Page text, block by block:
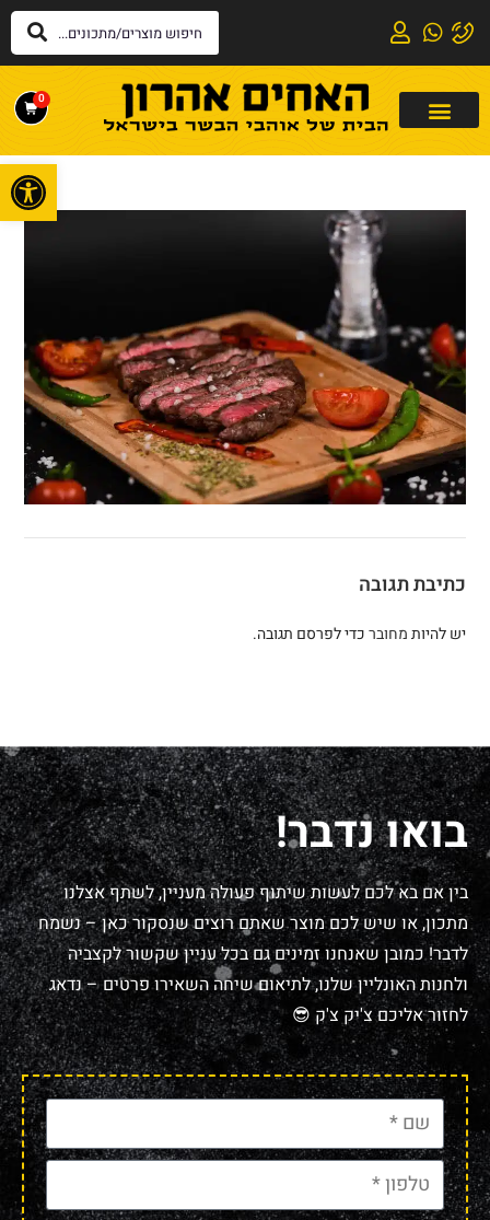
0
כתיבת תגובה
יש להיותמחוברכדי לפרסם תגובה.
בואו נדבר!
בין אם בא לכם לעשות שיתוף פעולה מעניין, לשתף אצלנו
מתכון, או שיש לכם מוצר שאתם רוצים שנסקור כאן – נשמח
לדבר! כמובן שאנחנו זמינים גם בכל עניין שקשור לקצביה
ולחנות האונליין שלנו, לתיאום שיחה השאירו פרטים – נדאג
לחזור אליכם צ'יק צ'ק 😎